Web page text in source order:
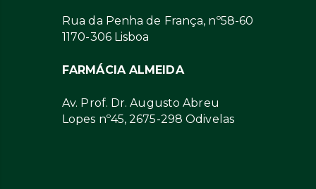
Rua da Penha de França, nº58-60
1170-306 Lisboa
FARMÁCIA ALMEIDA
Av. Prof. Dr. Augusto Abreu
Lopes nº45, 2675-298 Odivelas